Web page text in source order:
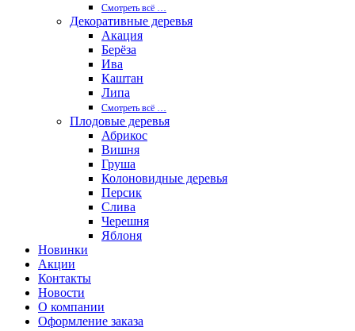
Смотреть вcё …
Декоративные деревья
Акация
Берёза
Ива
Каштан
Липа
Смотреть вcё …
Плодовые деревья
Абрикос
Вишня
Груша
Колоновидные деревья
Персик
Слива
Черешня
Яблоня
Новинки
Акции
Контакты
Новости
О компании
Оформление заказа